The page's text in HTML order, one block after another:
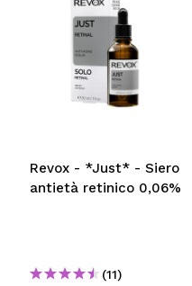
Revox - *Just* - Siero
antietà retinico 0,06%
(11)